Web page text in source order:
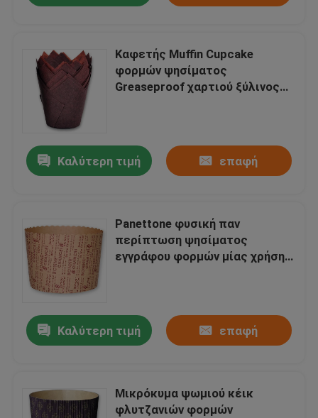
Καφετής Muffin Cupcake
φορμών ψησίματος
Greaseproof χαρτιού ξύλινος
Καλύτερη τιμή επαφή
Panettone φυσική παν
περίπτωση ψησίματος
εγγράφου φορμών μίας χρήσης
Καλύτερη τιμή επαφή
Μικρόκυμα ψωμιού κέικ
φλυτζανιών φορμών